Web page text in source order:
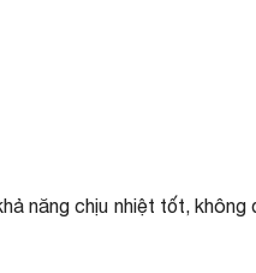
năng chịu nhiệt tốt, không